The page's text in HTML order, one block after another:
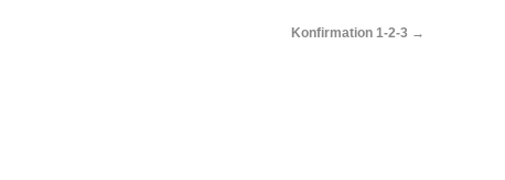
Konfirmation 1-2-3 →